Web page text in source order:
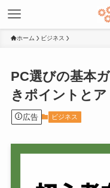
ホーム ビジネス
PC選びの基本
きポイントと
広告 ビジネス